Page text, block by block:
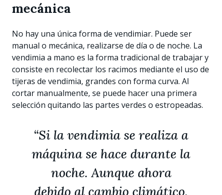
mecánica
No hay una única forma de vendimiar. Puede ser
manual o mecánica, realizarse de día o de noche. La
vendimia a mano es la forma tradicional de trabajar y
consiste en recolectar los racimos mediante el uso de
tijeras de vendimia, grandes con forma curva. Al
cortar manualmente, se puede hacer una primera
selección quitando las partes verdes o estropeadas.
“Si la vendimia se realiza a
máquina se hace durante la
noche. Aunque ahora
debido al cambio climático,